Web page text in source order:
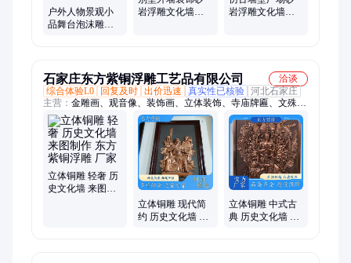
户外人物景观小
品舞台泡沫雕塑
岩浮雕文化墙专
岩浮雕文化墙免
石家庄东方紫铜浮雕工艺品有限公司
洽谈
综合体验L0
回复及时 出价迅速 真实性已核验 河北石家庄
主营： 金雕画、观音像、装饰画、立体装饰、寺庙牌匾、文殊菩
萨、紫铜壁画、大殿佛像、纯铜浮雕、紫铜浮雕、红木框铜板、
纯铜地球仪、铜浮雕定制、浮雕背景墙、小屏风定做、壁画工艺
品、古代佛像画、铜浮雕对联、红木落地屏风、四大天王佛像、
对联匾额定做、阿弥陀佛接引像、十三鱼黄铜板画、工艺品佛塔
摆件、大号黄铜地球仪
立体铜雕 轻奢 历
史文化墙 来图制
立体铜雕 现代简
约 历史文化墙 加
立体铜雕 中式古
典 历史文化墙 来